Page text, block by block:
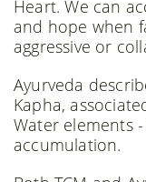
Heart. We can
and hope when
aggressive or
Ayurveda
Kapha,
Water elements
accumulation.